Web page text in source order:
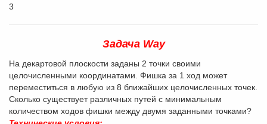
3
Задача Way
На декартовой плоскости заданы 2 точки своими
целочисленными координатами. Фишка за 1 ход может
переместиться в любую из 8 ближайших целочисленных точек.
Сколько существует различных путей с минимальным
количеством ходов фишки между двумя заданными точками?